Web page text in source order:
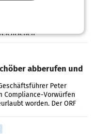
hohen
Vöslauer zu deutlichen
Während
abberufen und
Peter
Compliance-Vorwürfen
worden. Der ORF